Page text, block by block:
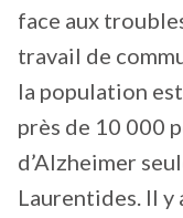
face aux
travail de
la population
près de 10 000
d’Alzheimer
Laurentides. Il y